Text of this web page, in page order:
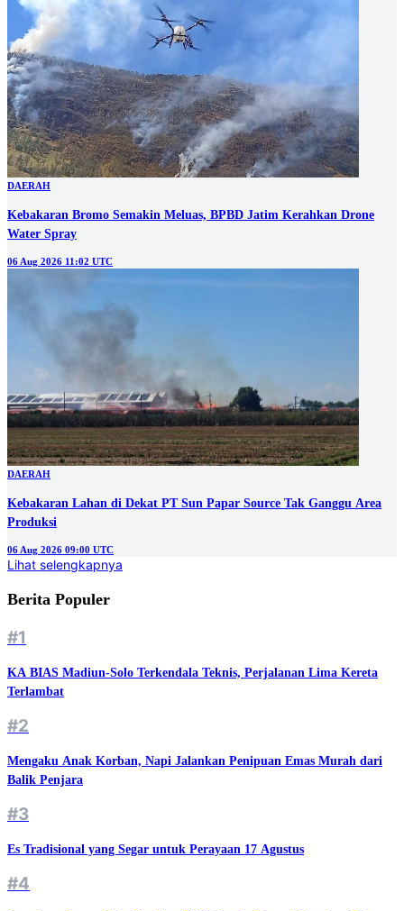
DAERAH
Kebakaran Bromo Semakin Meluas, BPBD Jatim Kerahkan Drone
Water Spray
06 Aug 2026 11:02 UTC
DAERAH
Kebakaran Lahan di Dekat PT Sun Papar Source Tak Ganggu Area
Produksi
06 Aug 2026 09:00 UTC
Lihat selengkapnya
Berita Populer
#1
KA BIAS Madiun-Solo Terkendala Teknis, Perjalanan Lima Kereta
Terlambat
#2
Mengaku Anak Korban, Napi Jalankan Penipuan Emas Murah dari
Balik Penjara
#3
Es Tradisional yang Segar untuk Perayaan 17 Agustus
#4